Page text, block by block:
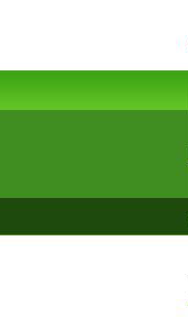
content